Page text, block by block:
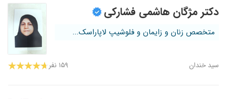
دکتر مژگان هاشمی فشارکی
متخصص زنان و زایمان و فلوشیپ لاپاراسک...
سید خندان ۱۵۹ نفر